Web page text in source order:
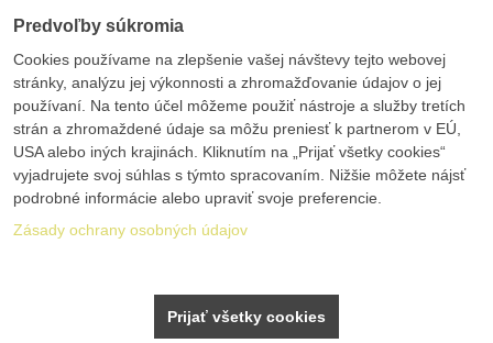
Predvoľby súkromia
Cookies používame na zlepšenie vašej návštevy tejto webovej
stránky, analýzu jej výkonnosti a zhromažďovanie údajov o jej
používaní. Na tento účel môžeme použiť nástroje a služby tretích
strán a zhromaždené údaje sa môžu preniesť k partnerom v EÚ,
USA alebo iných krajinách. Kliknutím na „Prijať všetky cookies“
vyjadrujete svoj súhlas s týmto spracovaním. Nižšie môžete nájsť
podrobné informácie alebo upraviť svoje preferencie.
Zásady ochrany osobných údajov
Prijať všetky cookies